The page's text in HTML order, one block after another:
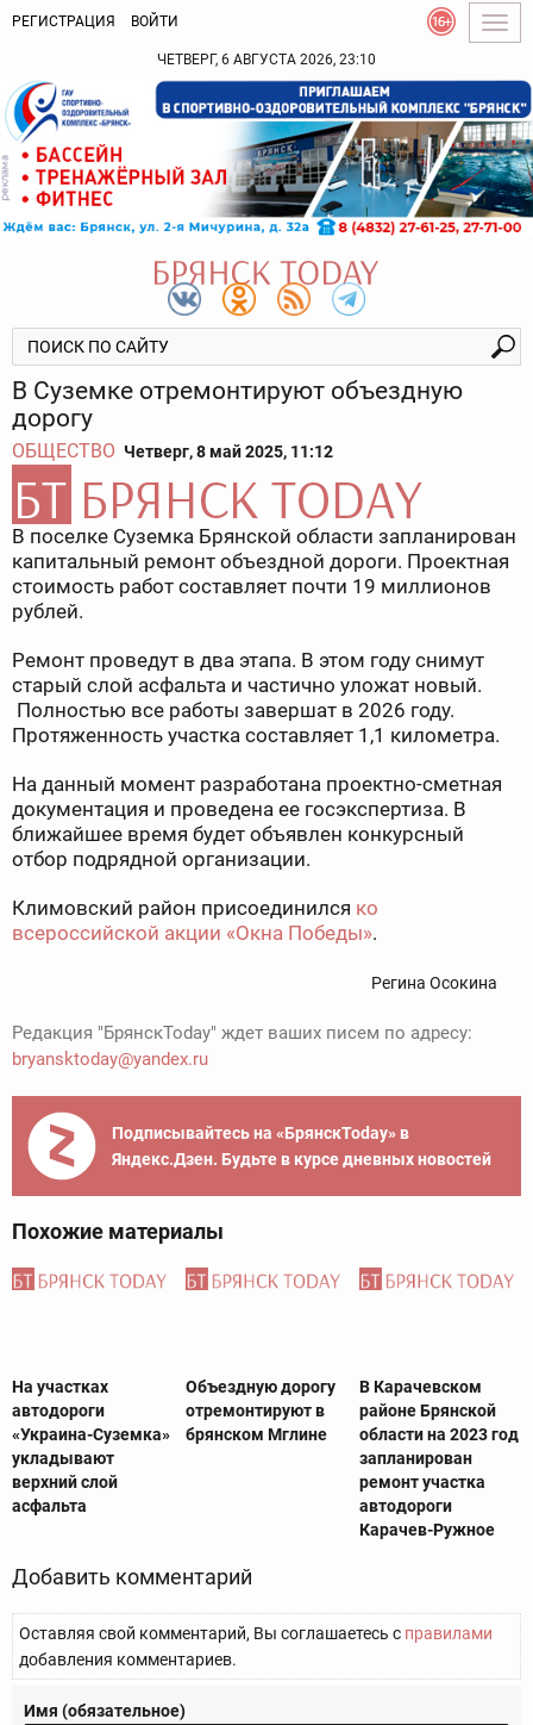
РЕГИСТРАЦИЯ ВОЙТИ
ЧЕТВЕРГ, 6 АВГУСТА 2026, 23:10
В Суземке отремонтируют объездную
дорогу
ОБЩЕСТВО Четверг, 8 май 2025, 11:12
В поселке Суземка Брянской области запланирован
капитальный ремонт объездной дороги. Проектная
стоимость работ составляет почти 19 миллионов
рублей.
Ремонт проведут в два этапа. В этом году снимут
старый слой асфальта и частично уложат новый.
Полностью все работы завершат в 2026 году.
Протяженность участка составляет 1,1 километра.
На данный момент разработана проектно-сметная
документация и проведена ее госэкспертиза. В
ближайшее время будет объявлен конкурсный
отбор подрядной организации.
Климовский район присоединился ко
всероссийской акции «Окна Победы».
Регина Осокина
Редакция "БрянскToday" ждет ваших писем по адресу:
bryansktoday@yandex.ru
Подписывайтесь на «БрянскToday» в
Яндекс.Дзен. Будьте в курсе дневных новостей
Похожие материалы
На участках
автодороги
«Украина-Суземка»
укладывают
верхний слой
асфальта
Объездную дорогу
отремонтируют в
брянском Мглине
В Карачевском
районе Брянской
области на 2023 год
запланирован
ремонт участка
автодороги
Карачев-Ружное
Добавить комментарий
Оставляя свой комментарий, Вы соглашаетесь с правилами
добавления комментариев.
Имя (обязательное)